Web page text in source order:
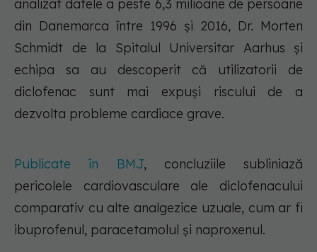
analizat datele a peste 6,3 milioane de persoane
din Danemarca între 1996 și 2016, Dr. Morten
Schmidt de la Spitalul Universitar Aarhus și
echipa sa au descoperit că utilizatorii de
diclofenac sunt mai expuși riscului de a
dezvolta probleme cardiace grave.
Publicate în BMJ, concluziile subliniază
pericolele cardiovasculare ale diclofenacului
comparativ cu alte analgezice uzuale, cum ar fi
ibuprofenul, paracetamolul și naproxenul.